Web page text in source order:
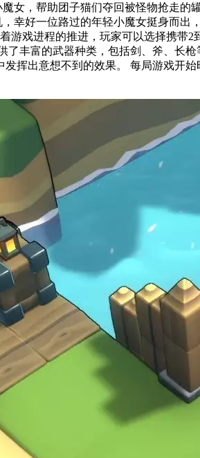
女，帮助团子猫们夺回被怪物抢走
块组合算法，生成一张全新的大地图供